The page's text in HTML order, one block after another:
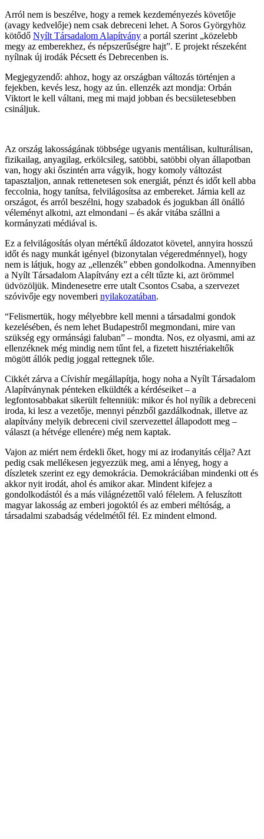
Arról nem is beszélve, hogy a remek kezdeményezés követője
(avagy kedvelője) nem csak debreceni lehet. A Soros Györgyhöz
kötődő Nyílt Társadalom Alapítvány a portál szerint „közelebb
megy az emberekhez, és népszerűségre hajt”. E projekt részeként
nyílnak új irodák Pécsett és Debrecenben is.
Megjegyzendő: ahhoz, hogy az országban változás történjen a
fejekben, kevés lesz, hogy az ún. ellenzék azt mondja: Orbán
Viktort le kell váltani, meg mi majd jobban és becsületesebben
csináljuk.
Az ország lakosságának többsége ugyanis mentálisan, kulturálisan,
fizikailag, anyagilag, erkölcsileg, satöbbi, satöbbi olyan állapotban
van, hogy aki őszintén arra vágyik, hogy komoly változást
tapasztaljon, annak rettenetesen sok energiát, pénzt és időt kell abba
feccolnia, hogy tanítsa, felvilágosítsa az embereket. Járnia kell az
országot, és arról beszélni, hogy szabadok és jogukban áll önálló
véleményt alkotni, azt elmondani – és akár vitába szállni a
kormányzati médiával is.
Ez a felvilágosítás olyan mértékű áldozatot követel, annyira hosszú
időt és nagy munkát igényel (bizonytalan végeredménnyel), hogy
nem is látjuk, hogy az „ellenzék” ebben gondolkodna. Amennyiben
a Nyílt Társadalom Alapítvány ezt a célt tűzte ki, azt örömmel
üdvözöljük. Mindenesetre erre utalt Csontos Csaba, a szervezet
szóvivője egy novemberi nyilakozatában.
“Felismertük, hogy mélyebbre kell menni a társadalmi gondok
kezelésében, és nem lehet Budapestről megmondani, mire van
szükség egy ormánsági faluban” – mondta. Nos, ez olyasmi, ami az
ellenzéknek még mindig nem tűnt fel, a fizetett hisztériakeltők
mögött állók pedig joggal rettegnek tőle.
Cikkét zárva a Cívishír megállapítja, hogy noha a Nyílt Társadalom
Alapítványnak pénteken elküldték a kérdéseiket – a
legfontosabbakat sikerült feltenniük: mikor és hol nyílik a debreceni
iroda, ki lesz a vezetője, mennyi pénzből gazdálkodnak, illetve az
alapítvány melyik debreceni civil szervezettel állapodott meg –
választ (a hétvége ellenére) még nem kaptak.
Vajon az miért nem érdekli őket, hogy mi az irodanyitás célja? Azt
pedig csak mellékesen jegyezzük meg, ami a lényeg, hogy a
díszletek szerint ez egy demokrácia. Demokráciában mindenki ott és
akkor nyit irodát, ahol és amikor akar. Mindent kifejez a
gondolkodástól és a más világnézettől való félelem. A feluszított
magyar lakosság az emberi jogoktól és az emberi méltóság, a
társadalmi szabadság védelmétől fél. Ez mindent elmond.